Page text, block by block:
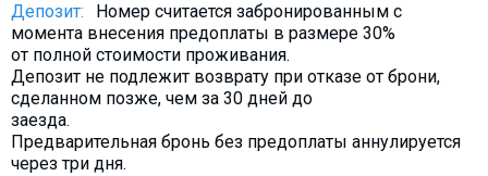
Депозит:
Номер считается забронированным с
момента внесения предоплаты в размере 30%
от полной стоимости проживания.
Депозит не подлежит возврату при отказе от брони,
сделанном позже, чем за 30 дней до
заезда.
Предварительная бронь без предоплаты аннулируется
через три дня.